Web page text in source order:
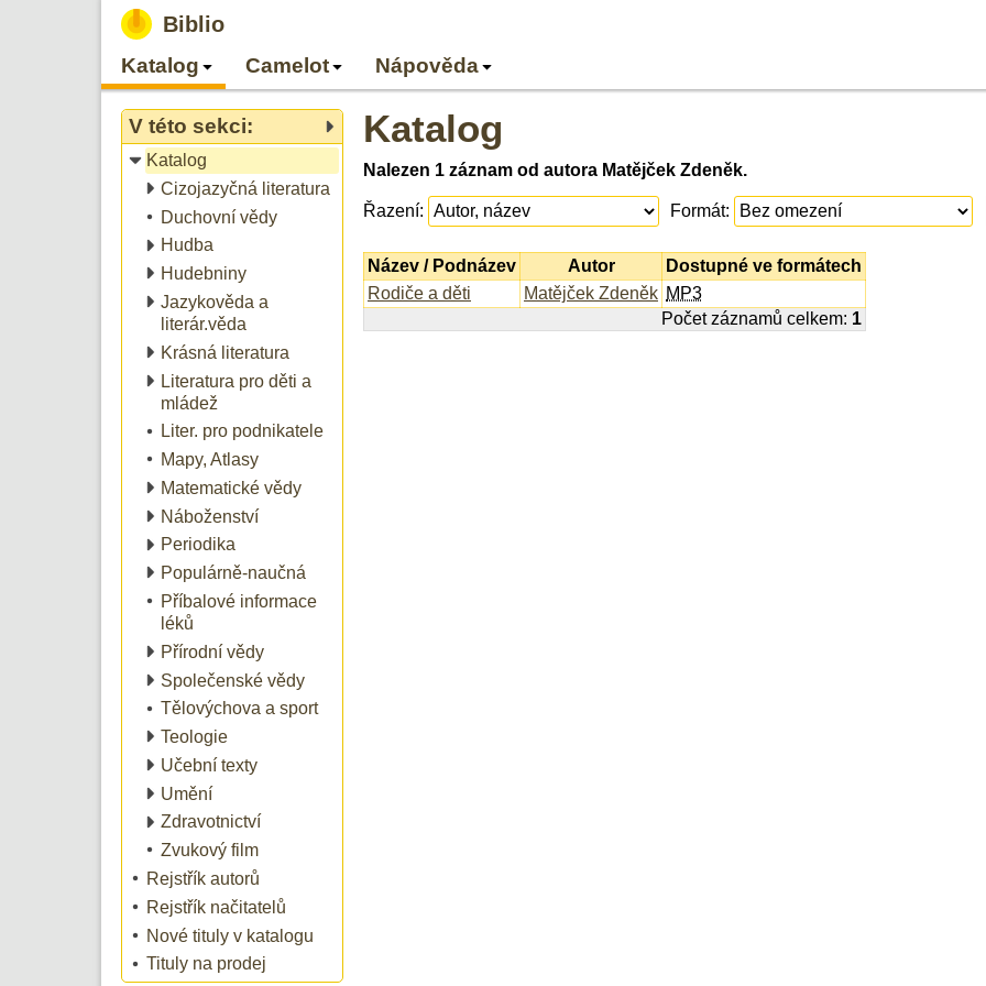
Biblio
Katalog Camelot Nápověda
V této sekci:
Katalog
Cizojazyčná literatura
Duchovní vědy
Hudba
Hudebniny
Jazykověda a
literár.věda
Krásná literatura
Literatura pro děti a
mládež
Liter. pro podnikatele
Mapy, Atlasy
Matematické vědy
Náboženství
Periodika
Populárně-naučná
Příbalové informace
léků
Přírodní vědy
Společenské vědy
Tělovýchova a sport
Teologie
Učební texty
Umění
Zdravotnictví
Zvukový film
Rejstřík autorů
Rejstřík načitatelů
Nové tituly v katalogu
Tituly na prodej
Katalog
Nalezen 1 záznam od autora Matějček Zdeněk.
Řazení: Formát:
Název / Podnázev Autor
Dostupné ve formátech
Rodiče a děti
Matějček Zdeněk MP3
Počet záznamů celkem: 1